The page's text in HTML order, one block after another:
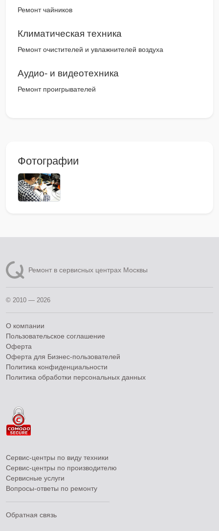
Ремонт чайников
Климатическая техника
Ремонт очистителей и увлажнителей воздуха
Аудио- и видеотехника
Ремонт проигрывателей
Фотографии
Ремонт в сервисных центрах Москвы
© 2010 — 2026
О компании
Пользовательское соглашение
Оферта
Оферта для Бизнес-пользователей
Политика конфиденциальности
Политика обработки персональных данных
Сервис-центры по виду техники
Сервис-центры по производителю
Сервисные услуги
Вопросы-ответы по ремонту
Обратная связь